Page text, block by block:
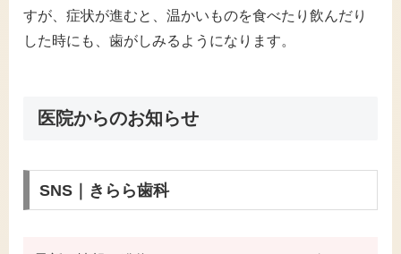
すが、症状が進むと、温かいものを食べたり飲んだり
した時にも、歯がしみるようになります。
医院からのお知らせ
SNS｜きらら歯科